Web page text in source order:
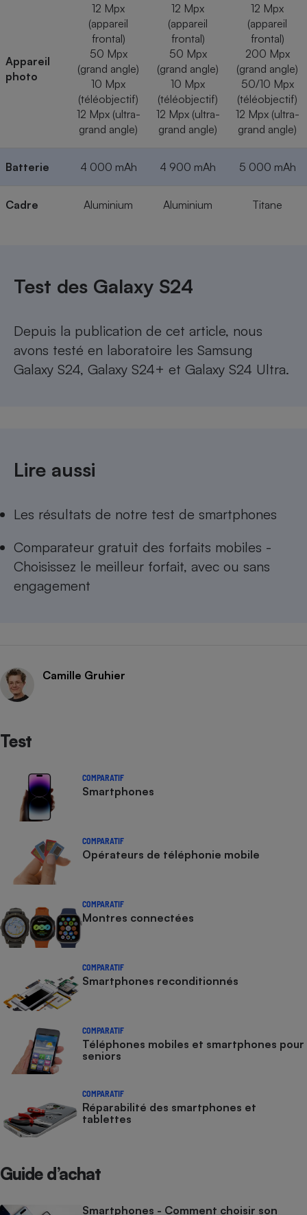
Appareil
photo
12 Mpx
(appareil
frontal)
50 Mpx
(grand angle)
10 Mpx
(téléobjectif)
12 Mpx (ultra-
grand angle)
12 Mpx
(appareil
frontal)
50 Mpx
(grand angle)
10 Mpx
(téléobjectif)
12 Mpx (ultra-
grand angle)
12 Mpx
(appareil
frontal)
200 Mpx
(grand angle)
50/10 Mpx
(téléobjectif)
12 Mpx (ultra-
grand angle)
Batterie 4 000 mAh 4 900 mAh 5 000 mAh
Cadre Aluminium Aluminium Titane
Test des Galaxy S24
Depuis la publication de cet article, nous
avons testé en laboratoire les Samsung
Galaxy S24, Galaxy S24+ et Galaxy S24 Ultra.
Lire aussi
Les résultats de notre test de smartphones
Comparateur gratuit des forfaits mobiles -
Choisissez le meilleur forfait, avec ou sans
engagement
Camille Gruhier
Test
COMPARATIF
Smartphones
COMPARATIF
Opérateurs de téléphonie mobile
COMPARATIF
Montres connectées
COMPARATIF
Smartphones reconditionnés
COMPARATIF
Téléphones mobiles et smartphones pour
seniors
COMPARATIF
Réparabilité des smartphones et
tablettes
Guide d’achat
Smartphones - Comment choisir son